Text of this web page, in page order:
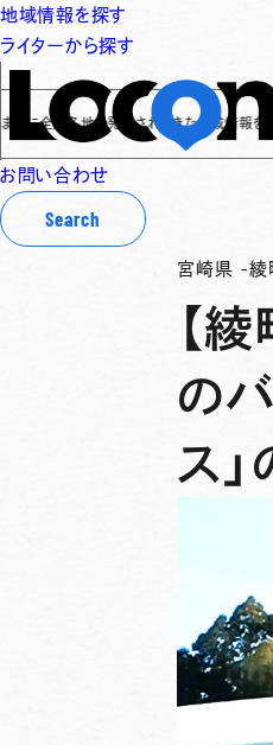
地域情報を探す
ライターから探す
お問い合わせ
Search
地で発信されてきた地域情報を保存・整理し
宮崎県 -綾
【
の
ス